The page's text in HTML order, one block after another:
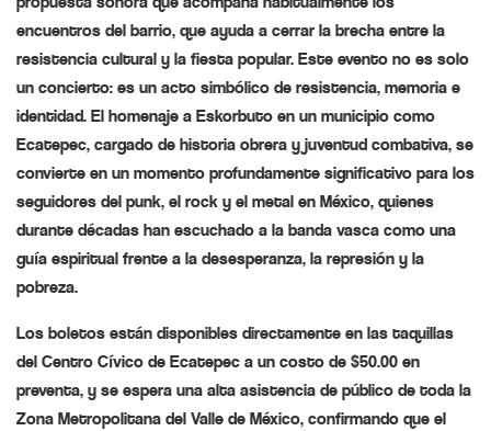
encuentros del barrio, que ayuda a cerrar la brecha entre la
resistencia cultural y la fiesta popular. Este evento no es solo
un concierto: es un acto simbólico de resistencia, memoria e
identidad. El homenaje a Eskorbuto en un municipio como
Ecatepec, cargado de historia obrera y juventud combativa, se
convierte en un momento profundamente significativo para los
seguidores del punk, el rock y el metal en México, quienes
durante décadas han escuchado a la banda vasca como una
guía espiritual frente a la desesperanza, la represión y la
pobreza.
Los boletos están disponibles directamente en las taquillas
del Centro Cívico de Ecatepec a un costo de $50.00 en
preventa, y se espera una alta asistencia de público de toda la
Zona Metropolitana del Valle de México, confirmando que el